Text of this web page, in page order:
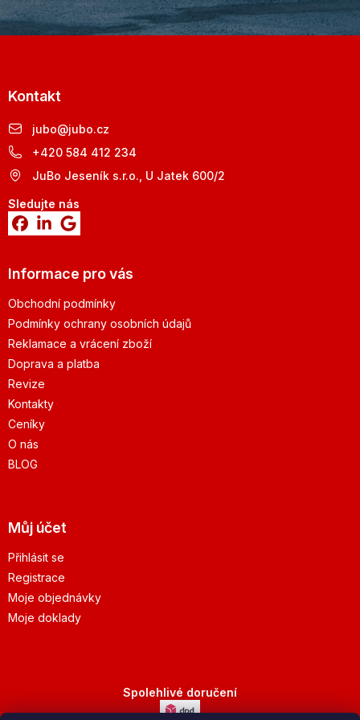
Kontakt
jubo@jubo.cz
+420 584 412 234
JuBo Jeseník s.r.o., U Jatek 600/2
Sledujte nás
Informace pro vás
Obchodní podmínky
Podmínky ochrany osobních údajů
Reklamace a vrácení zboží
Doprava a platba
Revize
Kontakty
Ceníky
O nás
BLOG
Můj účet
Přihlásit se
Registrace
Moje objednávky
Moje doklady
Spolehlivé doručení